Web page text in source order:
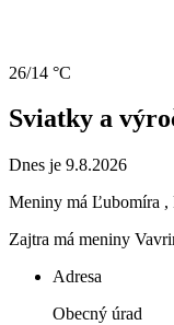
26/14 °C
Sviatky a
Dnes je 9.8.2026
Meniny má Ľubomíra ,
Zajtra má meniny
Adresa
Obecný úrad